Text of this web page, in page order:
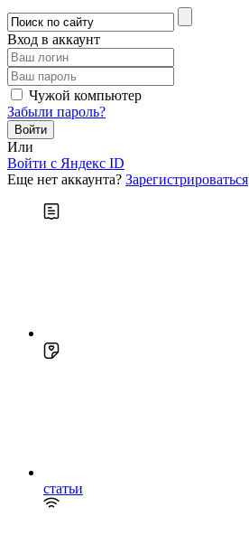
Вход в аккаунт
Чужой компьютер
Забыли пароль?
Или
Войти c Яндекс ID
Еще нет аккаунта? Зарегистрироваться
статьи